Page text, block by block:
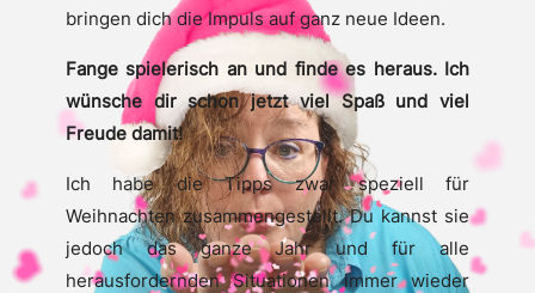
bringen dich die Impuls auf ganz neue Ideen.
Fange spielerisch an und finde es heraus. Ich
wünsche dir schon jetzt viel Spaß und viel
Freude damit!
Ich habe die Tipps zwar speziell für
Weihnachten zusammengestellt. Du kannst sie
jedoch das ganze Jahr und für alle
herausfordernden Situationen immer wieder